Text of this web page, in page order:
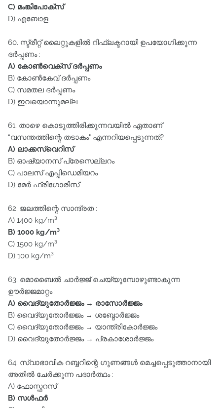
C) മംങ്കിപോക്സ്‌
D) എബോള
60. സ്ട്രീറ്റ് ലൈറ്റുകളിൽ റിഫ്ലക്ടറായി ഉപയോഗിക്കുന്ന
ദർപ്പണം :
A) കോൺവെക്സ്‌ ദർപ്പണം
B) കോൺകേവ്‌ ദർപ്പണം
C) സമതല ദർപ്പണം
D) ഇവയൊന്നുമല്ല
61. താഴെ കൊടുത്തിരിക്കുന്നവയിൽ ഏതാണ്‌
“വസന്തത്തിന്റെ തടാകം" എന്നറിയപ്പെടുന്നത്‌?
A) ലാക്കസ്‌വെറിസ്
B) ഓഷ്യാനസ്‌ പ്രേസെല്ലറം
C) പാലസ്‌ എപ്പിഡെമിയറം
D) മേർ ഫ്രിഗോരിസ്‌
62. ജലത്തിന്റെ സാന്ദ്രത :
A) 1400 kg/m³
B) 1000 kg/m³
C) 1500 kg/m³
D) 100 kg/m³
63. മൊബൈൽ ചാർജ്ജ്‌ ചെയ്യുമ്പോഴുണ്ടാകുന്ന
ഊർജ്ജമാറ്റം :
A) വൈദ്യുതോർജ്ജം → രാസോർജ്ജം
B) വൈദ്യുതോർജ്ജം → ശബ്ദോർജ്ജം
C) വൈദ്യുതോർജ്ജം → യാന്ത്രികോർജ്ജം
D) വൈദ്യുതോർജ്ജം → പ്രകാശോർജ്ജം
64. സ്വാഭാവിക റബ്ബറിന്റെ ഗുണങ്ങൾ മെച്ചപ്പെടുത്താനായി
അതിൽ ചേർക്കുന്ന പദാർത്ഥം :
A) ഫോസ്ഫറസ്
B) സൾഫർ